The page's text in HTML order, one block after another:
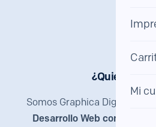
Mi
¿Quiénes
Somos Graphica Digital
Desarrollo Web con más de